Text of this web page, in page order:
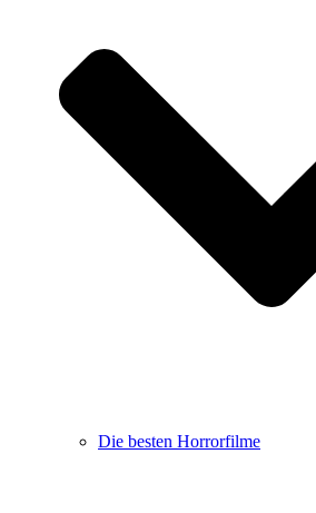
Die besten Horrorfilme